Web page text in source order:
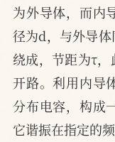
为外导体，而内
径为d，与外导
绕成，节距为τ
开路。利用内导
分布电容，构成
它谐振在指定的